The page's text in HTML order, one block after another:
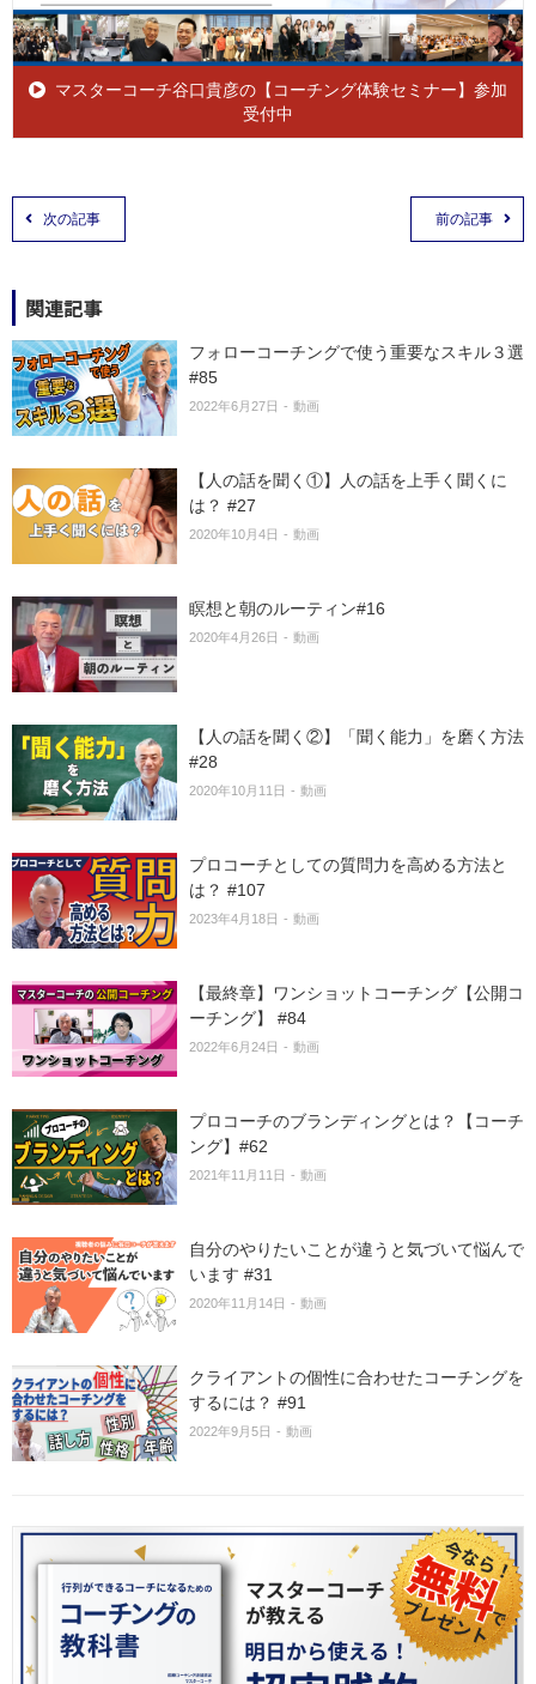
マスターコーチ谷口貴彦の【コーチング体験セミナー】参加
受付中
前の記事
次の記事
関連記事
フォローコーチングで使う重要なスキル３選
#85
2022年6月27日 動画
【人の話を聞く①】人の話を上手く聞くに
は？ #27
2020年10月4日 動画
瞑想と朝のルーティン#16
2020年4月26日 動画
【人の話を聞く②】「聞く能力」を磨く方法
#28
2020年10月11日 動画
プロコーチとしての質問力を高める方法と
は？ #107
2023年4月18日 動画
【最終章】ワンショットコーチング【公開コ
ーチング】 #84
2022年6月24日 動画
プロコーチのブランディングとは？【コーチ
ング】#62
2021年11月11日 動画
自分のやりたいことが違うと気づいて悩んで
います #31
2020年11月14日 動画
クライアントの個性に合わせたコーチングを
するには？ #91
2022年9月5日 動画